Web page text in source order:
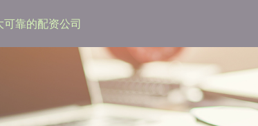
可靠的配资公司